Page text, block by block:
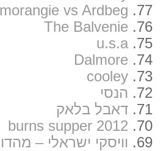
77.
vs Ardbeg
76.
The Balvenie
75.
u.s.a
74.
Dalmore
73.
cooley
72. הנסי
71. דאבל בלאק
70.
burns supper 2012
69.
וויסקי ישראלי –